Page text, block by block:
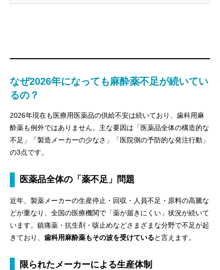
なぜ2026年になっても麻酔薬不足が続いてい
るの？
2026年現在も医療用医薬品の供給不安は続いており、歯科用麻
酔薬も例外ではありません。主な要因は「医薬品全体の構造的な
不足」「製造メーカーの少なさ」「医院側の予防的な発注行動」
の3点です。
医薬品全体の「薬不足」問題
近年、製薬メーカーの生産停止・回収・人員不足・原料の高騰な
どが重なり、全国の医療機関で「薬が届きにくい」状況が続いて
います。鎮痛薬・抗生剤・咳止めなどさまざまな分野で不足が起
きており、 歯科用麻酔薬もその波を受けていると言えます。
限られたメーカーによる生産体制